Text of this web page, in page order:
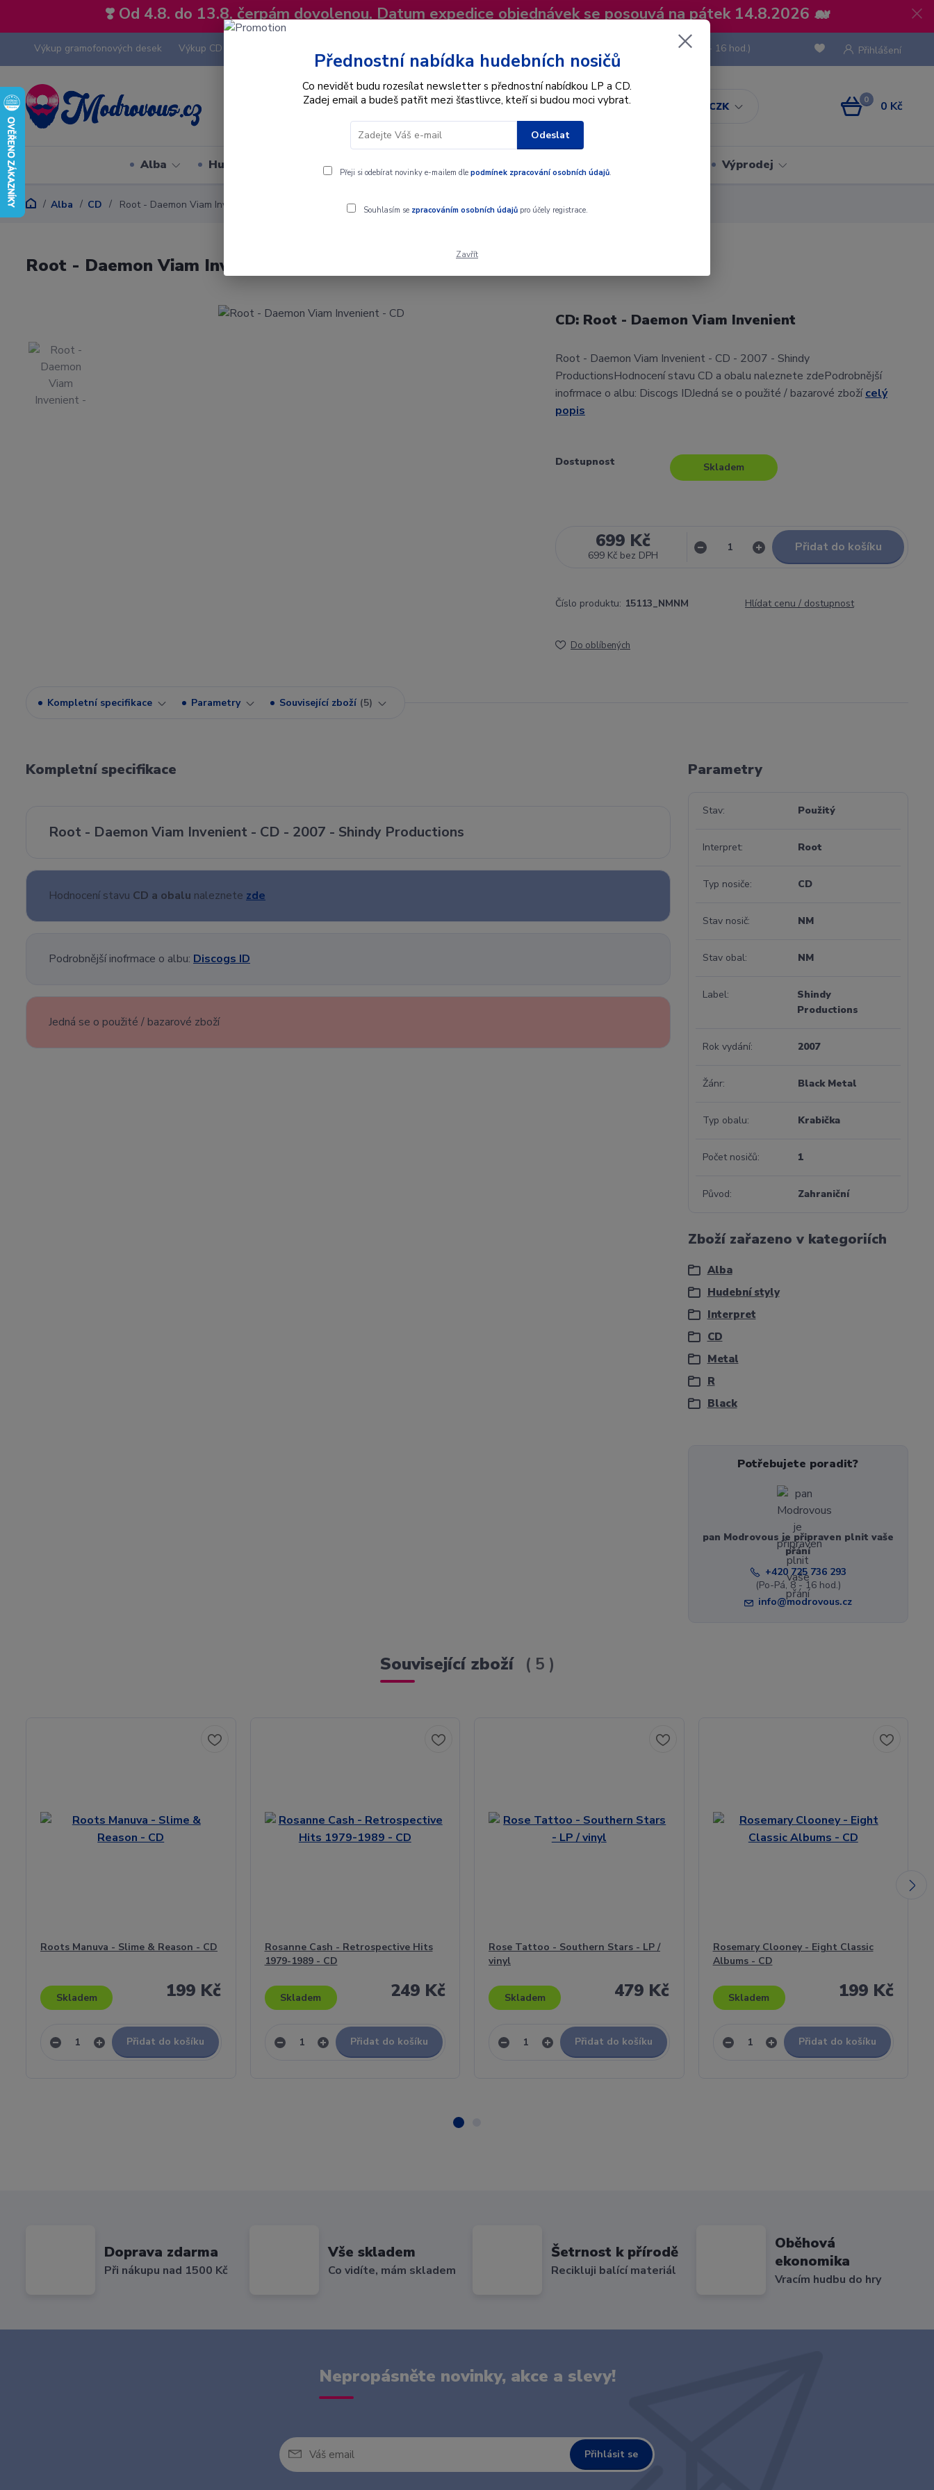
❣️ Od 4.8. do 13.8. čerpám dovolenou. Datum expedice objednávek se posouvá na pátek 14.8.2026 🐋
Výkup gramofonových desek Výkup CD
CZK
Přihlášení
Hledat
(Po-Pá, 8 - 16 hod.)
0 0 Kč
Alba Hudební styly Interpret Dárkové poukazy Výprodej
Alba CD Root - Daemon Viam Invenient - CD
Root - Daemon Viam Invenient - CD
CD: Root - Daemon Viam Invenient
Root - Daemon Viam Invenient - CD - 2007 - Shindy
ProductionsHodnocení stavu CD a obalu naleznete zdePodrobnější
inofrmace o albu: Discogs IDJedná se o použité / bazarové zbožícelý
popis
Dostupnost Skladem
699 Kč
699 Kč bez DPH
Přidat do košíku
Číslo produktu: 15113_NMNM Hlídat cenu / dostupnost
Do oblíbených
Kompletní specifikace Parametry Související zboží 5
Kompletní specifikace
Root - Daemon Viam Invenient - CD - 2007 - Shindy Productions
Hodnocení stavu CD a obalu naleznete zde
Podrobnější inofrmace o albu: Discogs ID
Jedná se o použité / bazarové zboží
Parametry
Stav Použitý
Interpret Root
Typ nosiče CD
Stav nosič NM
Stav obal NM
Label
Shindy
Productions
Rok vydání 2007
Žánr Black Metal
Typ obalu Krabička
Počet nosičů 1
Původ Zahraniční
Zboží zařazeno v kategoriích
Alba
Hudební styly
Interpret
CD
Metal
R
Black
Potřebujete poradit?
pan Modrovous je připraven plnit vaše
přání
+420 725 736 293
(Po-Pá, 8 - 16 hod.)
info@modrovous.cz
Související zboží 5
Roots Manuva - Slime & Reason - CD
199 Kč
Skladem
Přidat do košíku
Rosanne Cash - Retrospective Hits
1979-1989 - CD
249 Kč
Skladem
Přidat do košíku
Rose Tattoo - Southern Stars - LP /
vinyl
479 Kč
Skladem
Přidat do košíku
Rosemary Clooney - Eight Classic
Albums - CD
199 Kč
Skladem
Přidat do košíku
Doprava zdarma
Při nákupu nad 1500 Kč
Vše skladem
Co vidíte, mám skladem
Šetrnost k přírodě
Recikluji balící materiál
Oběhová
ekonomika
Vracím hudbu do hry
Nepropásněte novinky, akce a slevy!
Přihlásit se
Přednostní nabídka hudebních nosičů
Co nevidět budu rozesílat newsletter s přednostní nabídkou LP a CD.
Zadej email a budeš patřit mezi šťastlivce, kteří si budou moci vybrat.
Odeslat
Přeji si odebírat novinky e-mailem dle podmínek zpracování osobních údajů.
Souhlasím se zpracováním osobních údajůpro účely registrace.
Zavřít